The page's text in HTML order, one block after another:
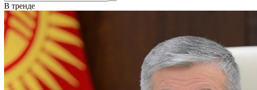
В тренде